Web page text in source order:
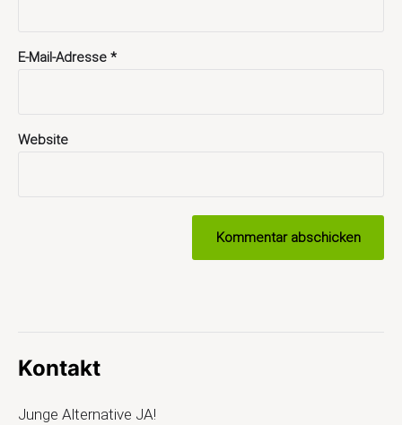
E-Mail-Adresse *
Website
Kontakt
Junge Alternative JA!